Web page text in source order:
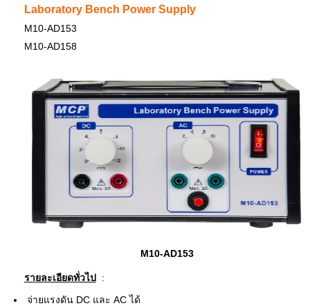
Laboratory Bench Power Supply
M10-AD153
M10-AD158
M10-AD153
รายละเอียดทั่วไป :
จ่ายแรงดัน DC และ AC ได้